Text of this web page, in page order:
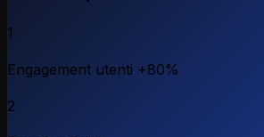
1
Engagement utenti +80%
2